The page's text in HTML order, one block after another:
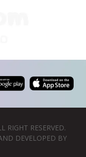
RIGHT RESERVED.
DEVELOPED BY